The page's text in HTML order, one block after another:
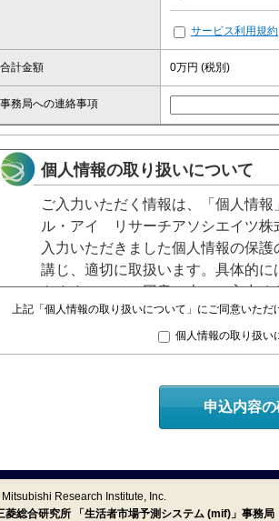
サービス利用規約
合計金額 0万円 (税別)
事務局への連絡事項
個人情報の取り扱いについて
ご入力いただく情報は、「個人情
ル・アイ リサーチアソシエイツ株
入力いただきました個人情報の保
講じ、適切に取扱います。具体的
きますので、ご同意の上で、入力
MRI生活者市場予測システム
MRI生活者市場予測システム
３．入力いただいた個人情報の利用
２.に示す利用目的の範囲を超
ありません。
上記「個人情報の取り扱いについて」にご同意いた
個人情報の取り扱い
Research Institute, Inc.
菱総合研究所 「生活者市場予測システム (mif)」事務局